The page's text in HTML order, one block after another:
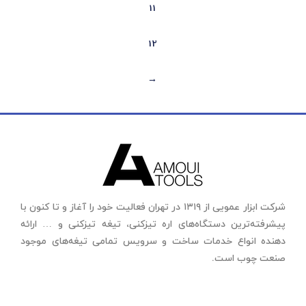
11
12
←
شرکت ابزار عمویی از ۱۳۱۹ در تهران فعالیت خود را آغاز و تا کنون با
پیشرفته‌ترین دستگاه‌های اره تیزکنی، تیغه تیزکنی و … ارائه
دهنده انواع خدمات ساخت و سرویس تمامی تیغه‌های موجود
صنعت چوب است.